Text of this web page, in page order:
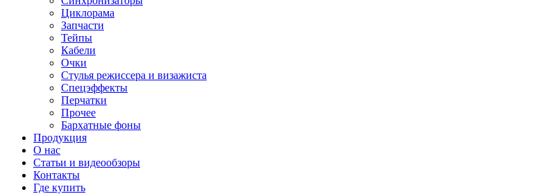
Циклорама
Запчасти
Тейпы
Кабели
Очки
Стулья режиссера и визажиста
Спецэффекты
Перчатки
Прочее
Бархатные фоны
Продукция
О нас
Статьи и видеообзоры
Контакты
Где купить